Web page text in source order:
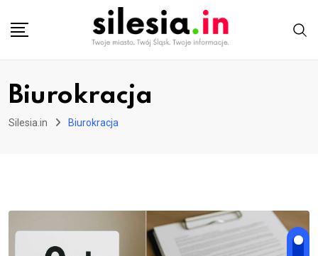
Biurokracja
Silesia.in Biurokracja